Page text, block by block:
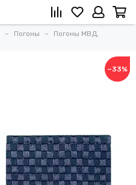
Погоны
Погоны МВД,
−33%